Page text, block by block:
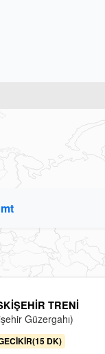
TRENI
Güzergahı)
DK)